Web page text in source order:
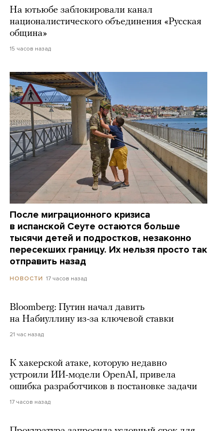
На ютьюбе заблокировали канал
националистического объединения «Русская
община»
15 часов назад
После миграционного кризиса
в испанской Сеуте остаются больше
тысячи детей и подростков, незаконно
пересекших границу. Их нельзя просто так
отправить назад
НОВОСТИ 17 часов назад
Bloomberg: Путин начал давить
на Набиуллину из-за ключевой ставки
21 час назад
К хакерской атаке, которую недавно
устроили ИИ-модели OpenAI, привела
ошибка разработчиков в постановке задачи
17 часов назад